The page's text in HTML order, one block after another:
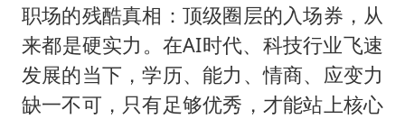
职场的残酷真相：顶级圈层的入场券，从
来都是硬实力。在AI时代、科技行业飞速
发展的当下，学历、能力、情商、应变力
缺一不可，只有足够优秀，才能站上核心